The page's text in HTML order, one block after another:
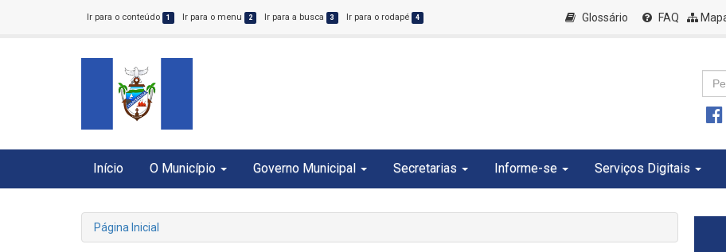
Ir para o conteúdo 1 Ir para o menu 2 Ir para a busca 3 Ir para o rodapé 4 Glossário FAQ
Início O Município Governo Municipal Secretarias Informe-se Serviços Digitais
Página Inicial